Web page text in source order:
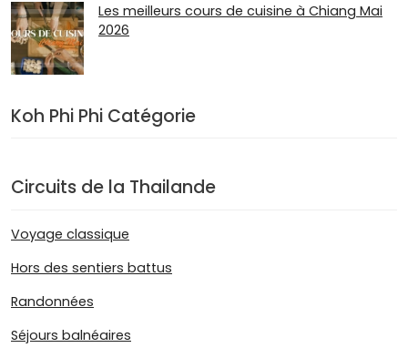
Les meilleurs cours de cuisine à Chiang Mai
2026
Koh Phi Phi Catégorie
Circuits de la Thailande
Voyage classique
Hors des sentiers battus
Randonnées
Séjours balnéaires